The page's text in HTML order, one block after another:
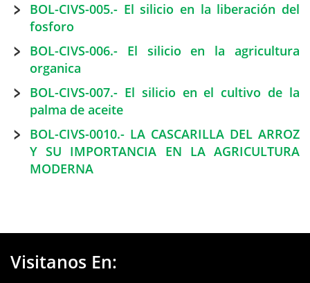
BOL-CIVS-005.- El silicio en la liberación del
fosforo
BOL-CIVS-006.- El silicio en la agricultura
organica
BOL-CIVS-007.- El silicio en el cultivo de la
palma de aceite
BOL-CIVS-0010.- LA CASCARILLA DEL ARROZ
Y SU IMPORTANCIA EN LA AGRICULTURA
MODERNA
Visitanos En: